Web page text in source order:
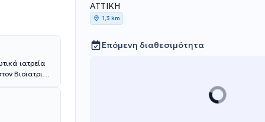
ιατρεία
Βιοϊατρικό
και
στη
την ευκαιρία
ΑΤΤΙΚΗ
1,3 km
Επόμενη διαθεσιμότητα